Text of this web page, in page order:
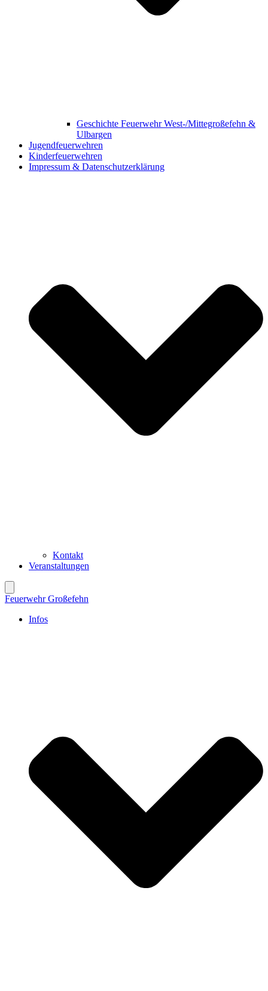
Geschichte Feuerwehr West-/Mittegroßefehn &
Ulbargen
Jugendfeuerwehren
Kinderfeuerwehren
Impressum & Datenschutzerklärung
Kontakt
Veranstaltungen
Feuerwehr Großefehn
Infos